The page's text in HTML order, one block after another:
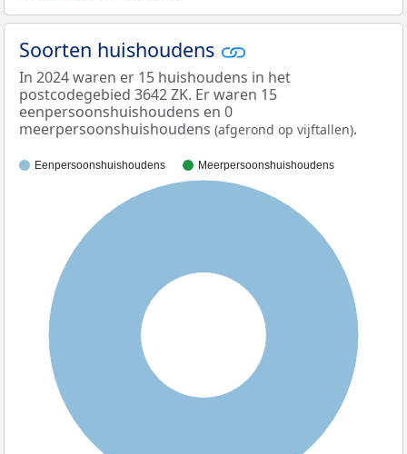
Soorten huishoudens
In 2024 waren er 15 huishoudens in het
postcodegebied 3642 ZK. Er waren 15
eenpersoonshuishoudens en 0
meerpersoonshuishoudens (afgerond op vijftallen).
Eenpersoonshuishoudens Meerpersoonshuishoudens